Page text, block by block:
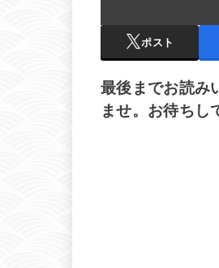
ポスト
最後までお読み
ませ。お待ちし